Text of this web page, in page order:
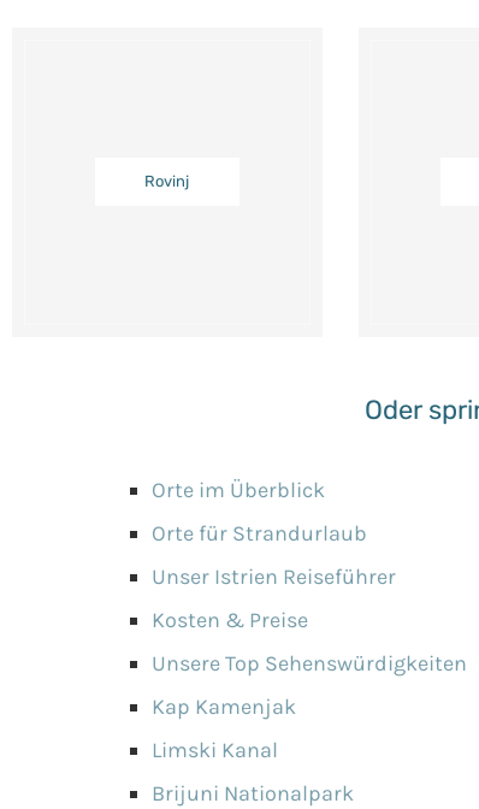
Rovinj
Oder
Orte im Überblick
Orte für Strandurlaub
Unser Istrien Reiseführer
Kosten & Preise
Unsere Top Sehenswürdigkeiten
Kap Kamenjak
Limski Kanal
Brijuni Nationalpark